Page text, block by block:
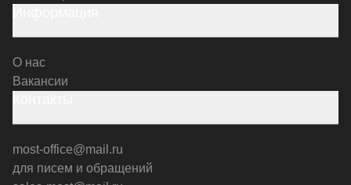
О нас
Вакансии
most-office@mail.ru
для писем и обращений